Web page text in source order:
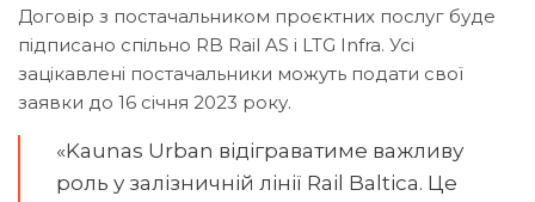
Договір з постачальником проєктних послуг буде
підписано спільно RB Rail AS і LTG Infra. Усі
зацікавлені постачальники можуть подати свої
заявки до 16 січня 2023 року.
«Kaunas Urban відіграватиме важливу
роль у залізничній лінії Rail Baltica. Це